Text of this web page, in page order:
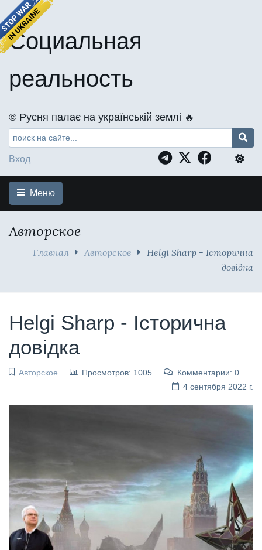
Социальная
реальность
©️ Русня палає на українській землі 🔥
Вход
Меню
Авторское
Главная Авторское
Helgi Sharp - Історична
довідка
Helgi Sharp - Історична
довідка
Авторское Просмотров: 1005
Комментарии: 0
4 сентября 2022 г.